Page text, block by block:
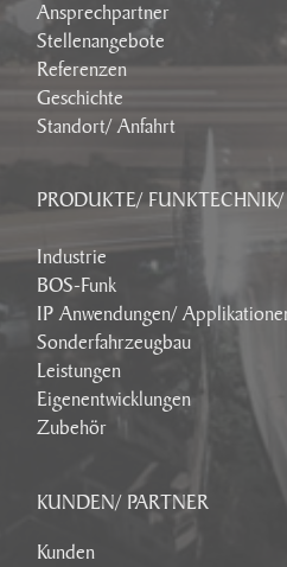
Ansprechpartner
Stellenangebote
Referenzen
Geschichte
Standort/ Anfahrt
PRODUKTE/
Industrie
BOS-Funk
IP Anwendungen/
Sonderfahrzeugbau
Leistungen
Eigenentwicklungen
Zubehör
KUNDEN/ PARTNER
Kunden